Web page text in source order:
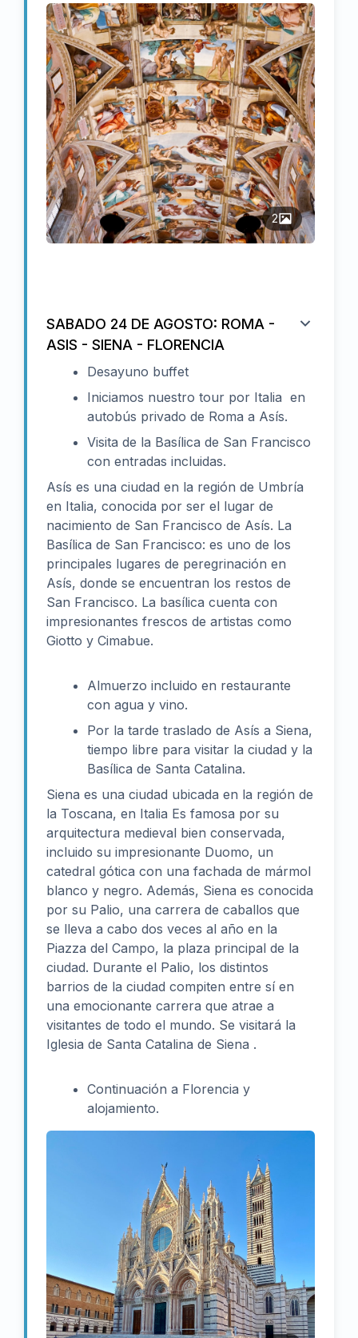
2
SABADO 24 DE AGOSTO: ROMA -
ASIS - SIENA - FLORENCIA
Desayuno buffet
Iniciamos nuestro tour por Italia en
autobús privado de Roma a Asís.
Visita de la Basílica de San Francisco
con entradas incluidas.
Asís es una ciudad en la región de Umbría
en Italia, conocida por ser el lugar de
nacimiento de San Francisco de Asís. La
Basílica de San Francisco: es uno de los
principales lugares de peregrinación en
Asís, donde se encuentran los restos de
San Francisco. La basílica cuenta con
impresionantes frescos de artistas como
Giotto y Cimabue.
Almuerzo incluido en restaurante
con agua y vino.
Por la tarde traslado de Asís a Siena,
tiempo libre para visitar la ciudad y la
Basílica de Santa Catalina.
Siena es una ciudad ubicada en la región de
la Toscana, en Italia Es famosa por su
arquitectura medieval bien conservada,
incluido su impresionante Duomo, un
catedral gótica con una fachada de mármol
blanco y negro. Además, Siena es conocida
por su Palio, una carrera de caballos que
se lleva a cabo dos veces al año en la
Piazza del Campo, la plaza principal de la
ciudad. Durante el Palio, los distintos
barrios de la ciudad compiten entre sí en
una emocionante carrera que atrae a
visitantes de todo el mundo. Se visitará la
Iglesia de Santa Catalina de Siena .
Continuación a Florencia y
alojamiento.